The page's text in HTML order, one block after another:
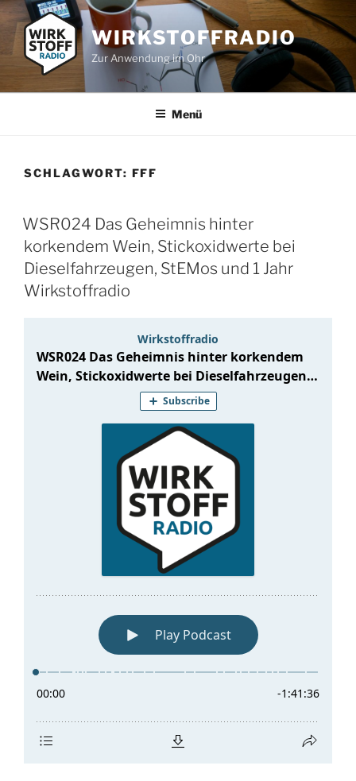
Zum
Inhalt
springen
WIRKSTOFFRADIO
Zur Anwendung im Ohr
Menü
SCHLAGWORT: FFF
WSR024 Das Geheimnis hinter
korkendem Wein, Stickoxidwerte bei
Dieselfahrzeugen, StEMos und 1 Jahr
Wirkstoffradio